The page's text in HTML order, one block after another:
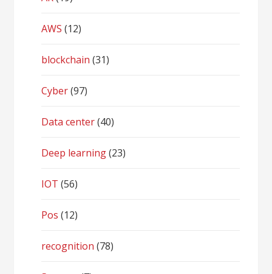
AWS (12)
blockchain (31)
Cyber(97)
Data center(40)
Deep learning(23)
IOT (56)
Pos (12)
recognition (78)